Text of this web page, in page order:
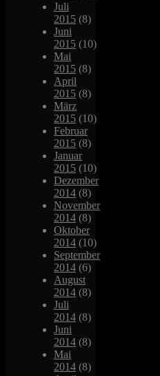
Juli
2015 (8)
Juni
2015 (10)
Mai
2015 (8)
April
2015 (8)
März
2015 (10)
Februar
2015 (8)
Januar
2015 (10)
Dezember
2014 (8)
November
2014 (8)
Oktober
2014 (10)
September
2014 (6)
August
2014 (8)
Juli
2014 (8)
Juni
2014 (8)
Mai
2014 (8)